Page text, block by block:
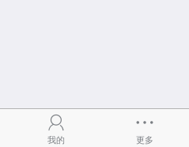
我的 更多